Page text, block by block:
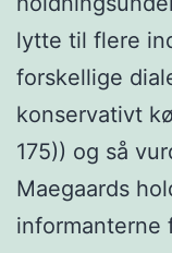
lytte til flere
forskellige
konservativt
175)) og så
Maegaards
informanterne